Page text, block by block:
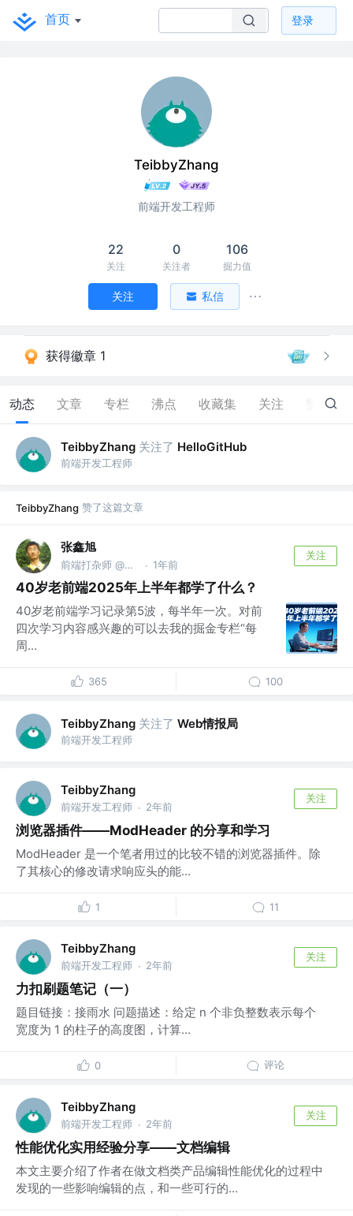
首页 登录
TeibbyZhang
前端开发工程师
22
关注
0
关注者
106
掘力值
关注 私信
获得徽章 1
动态 文章 专栏 沸点 收藏集 关注 9
TeibbyZhang 关注了 HelloGitHub
前端开发工程师
TeibbyZhang 赞了这篇文章
张鑫旭
前端打杂师 @阅文集团 · 1年前
关注
40岁老前端2025年上半年都学了什么？
40岁老前端学习记录第5波，每半年一次。对前
四次学习内容感兴趣的可以去我的掘金专栏“每
周...
365 100
TeibbyZhang 关注了 Web情报局
前端开发工程师
TeibbyZhang
前端开发工程师 · 2年前
关注
浏览器插件——ModHeader 的分享和学习
ModHeader 是一个笔者用过的比较不错的浏览器插件。除
了其核心的修改请求响应头的能...
1 11
TeibbyZhang
前端开发工程师 · 2年前
关注
力扣刷题笔记（一）
题目链接：接雨水 问题描述：给定 n 个非负整数表示每个
宽度为 1 的柱子的高度图，计算...
0 评论
TeibbyZhang
前端开发工程师 · 2年前
关注
性能优化实用经验分享——文档编辑
本文主要介绍了作者在做文档类产品编辑性能优化的过程中
发现的一些影响编辑的点，和一些可行的...